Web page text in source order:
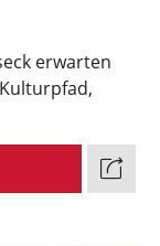
erwarten